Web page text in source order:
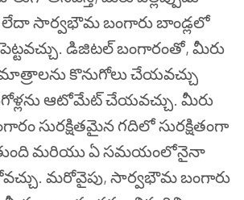
సార్వభౌమ బంగారు బాండ్లలో
పెట్టవచ్చు. డిజిటల్ బంగారంతో, మీరు
కొనుగోలు చేయవచ్చు
ఆటోమేట్ చేయవచ్చు. మీరు
సురక్షితమైన గదిలో సురక్షితంగా
మరియు ఏ సమయంలోనైనా
మరోవైపు, సార్వభౌమ బంగారు